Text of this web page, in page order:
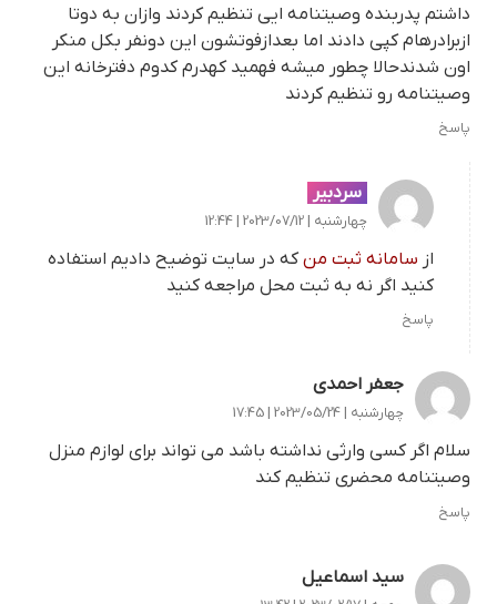
داشتم پدربنده وصیتنامه ایی تنظیم کردند وازان به دوتا
ازبرادرهام کپی دادند اما بعدازفوتشون این دونفر بکل منکر
اون شدندحالا چطور میشه فهمید کهدرم کدوم دفترخانه این
وصیتنامه رو تنظیم کردند
پاسخ
سردبیر
چهارشنبه | 2023/07/12 | 12:44
از سامانه ثبت منکه در سایت توضیح دادیم استفاده
کنید اگر نه به ثبت محل مراجعه کنید
پاسخ
جعفر احمدی
چهارشنبه | 2023/05/24 | 17:45
سلام اگر کسی وارثی نداشته باشد می تواند برای لوازم منزل
وصیتنامه محضری تنظیم کند
پاسخ
سید اسماعیل